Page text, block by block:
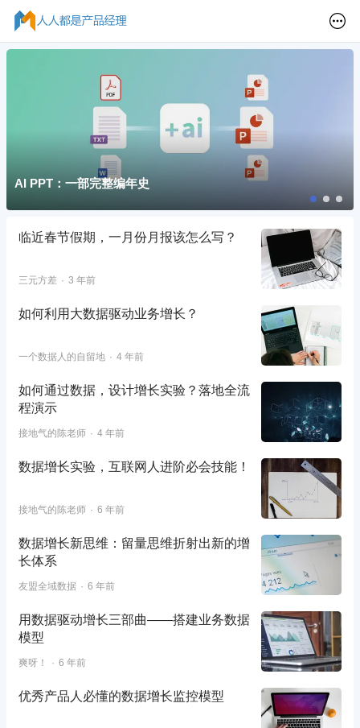
AI PPT：一部完整编年史
临近春节假期，一月份月报该怎么写？
三元方差 3 年前
如何利用大数据驱动业务增长？
一个数据人的自留地 4 年前
如何通过数据，设计增长实验？落地全流
程演示
接地气的陈老师 4 年前
数据增长实验，互联网人进阶必会技能！
接地气的陈老师 6 年前
数据增长新思维：留量思维折射出新的增
长体系
友盟全域数据 6 年前
用数据驱动增长三部曲——搭建业务数据
模型
爽呀！ 6 年前
优秀产品人必懂的数据增长监控模型